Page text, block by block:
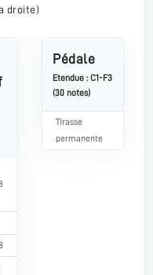
droite)
Pédale
Etendue : C1-F3
(30 notes)
Tirasse
permanente